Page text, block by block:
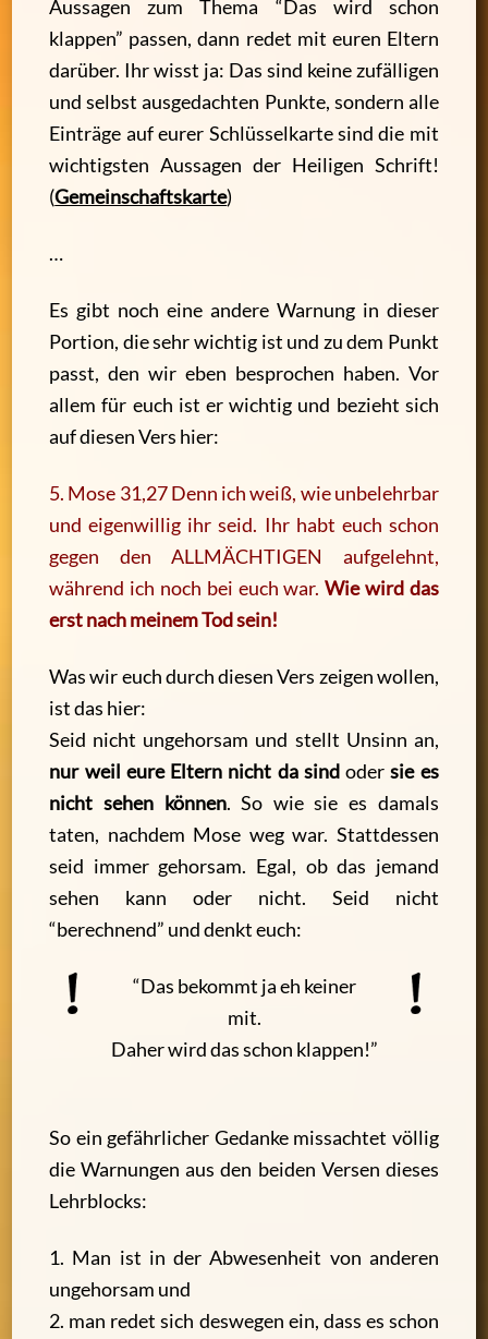
Aussagen zum Thema “Das wird schon
klappen” passen, dann redet mit euren Eltern
darüber. Ihr wisst ja: Das sind keine zufälligen
und selbst ausgedachten Punkte, sondern alle
Einträge auf eurer Schlüsselkarte sind die mit
wichtigsten Aussagen der Heiligen Schrift!
(Gemeinschaftskarte)
…
Es gibt noch eine andere Warnung in dieser
Portion, die sehr wichtig ist und zu dem Punkt
passt, den wir eben besprochen haben. Vor
allem für euch ist er wichtig und bezieht sich
auf diesen Vers hier:
5. Mose 31,27 Denn ich weiß, wie unbelehrbar
und eigenwillig ihr seid. Ihr habt euch schon
gegen den ALLMÄCHTIGEN aufgelehnt,
während ich noch bei euch war.Wie wird das
erst nach meinem Tod sein!
Was wir euch durch diesen Vers zeigen wollen,
ist das hier:
Seid nicht ungehorsam und stellt Unsinn an,
nur weil eure Eltern nicht da sindodersie es
nicht sehen können. So wie sie es damals
taten, nachdem Mose weg war. Stattdessen
seid immer gehorsam. Egal, ob das jemand
sehen kann oder nicht. Seid nicht
“berechnend” und denkt euch:
“Das bekommt ja eh keiner
mit.
Daher wird das schon klappen!”
So ein gefährlicher Gedanke missachtet völlig
die Warnungen aus den beiden Versen dieses
Lehrblocks:
1. Man ist in der Abwesenheit von anderen
ungehorsam und
2. man redet sich deswegen ein, dass es schon